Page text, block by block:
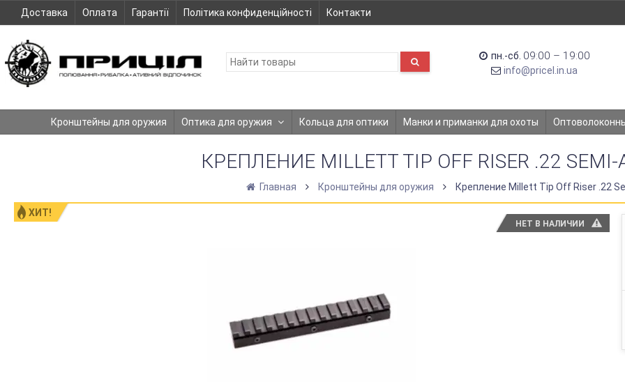
Доставка Оплата Гарантії Політика конфиденційності Контакти
пн.-сб. 09:00 – 19:00
info@pricel.in.ua
Кронштейны для оружия Оптика для оружия Кольца для оптики Манки и приманки для охоты
КРЕПЛЕНИЕ MILLETT TIP OFF RISER .22 SEMI-
Главная Кронштейны для оружия Крепление Millett Tip Off Riser .22
ХИТ!
НЕТ В НАЛИЧИИ